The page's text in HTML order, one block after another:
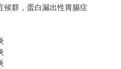
群，蛋白漏出性胃腸症